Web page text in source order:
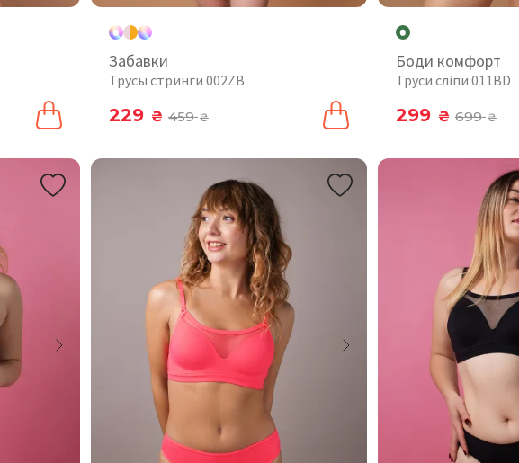
Забавки
Трусы стринги 002ZB
229 ₴ 459₴
Боди комфорт
Труси сліпи 011BD
299 ₴ 699₴